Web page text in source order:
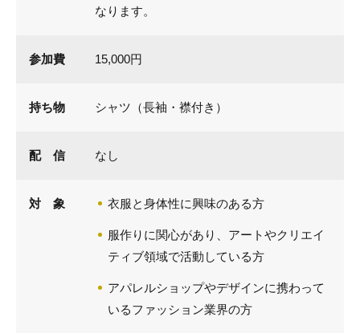
なります。
参加費 15,000円
持ち物 シャツ（長袖・襟付き）
配 信 なし
対 象 衣服と身体性に興味のある方
服作りに関心があり、アートやクリエイ
ティブ領域で活動している方
アパレルショップやデザインに携わって
いるファッション業界の方